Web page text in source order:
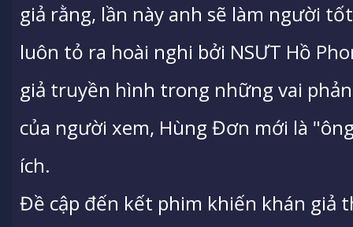
giả rằng, lần này anh sẽ làm người
luôn tỏ ra hoài nghi bởi NSƯT Hồ
giả truyền hình trong những vai
của người xem, Hùng Đơn mới là
ích.
Đề cập đến kết phim khiến khán giả